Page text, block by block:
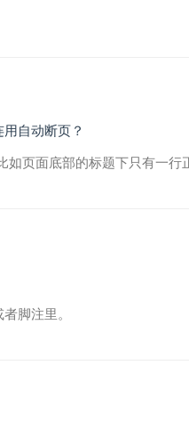
自动断页？
页面底部的标题下只有一行
脚注里。